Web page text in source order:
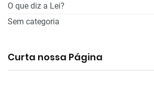
O que diz a Lei?
Sem categoria
Curta nossa Página